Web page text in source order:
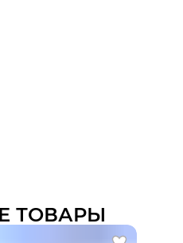
ТОВАРЫ